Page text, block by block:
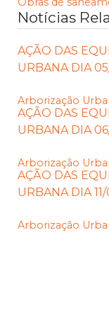
Notícias
AÇÃO DAS
URBANA DIA
Arborização
AÇÃO DAS
URBANA DIA
Arborização
AÇÃO DAS
URBANA DIA
Arborização